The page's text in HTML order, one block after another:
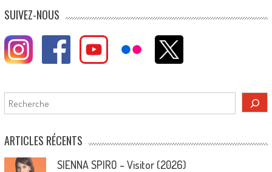
SUIVEZ-NOUS
Rechercher
ARTICLES RÉCENTS
SIENNA SPIRO – Visitor (2026)